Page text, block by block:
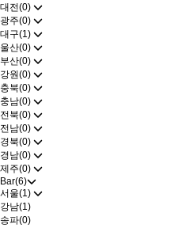
대전(0)
광주(0)
대구(1)
울산(0)
부산(0)
강원(0)
충북(0)
충남(0)
전북(0)
전남(0)
경북(0)
경남(0)
제주(0)
Bar(6)
서울(1)
강남(1)
송파(0)